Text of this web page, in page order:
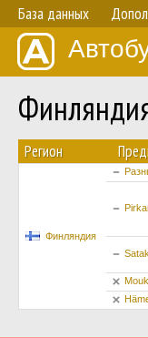
База данных
Регион
Финляндия